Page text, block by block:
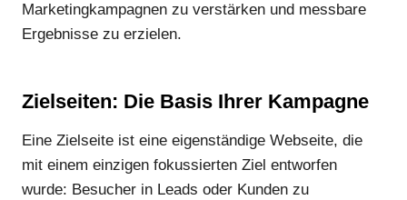
Marketingkampagnen zu verstärken und messbare
Ergebnisse zu erzielen.
Zielseiten: Die Basis Ihrer Kampagne
Eine Zielseite ist eine eigenständige Webseite, die
mit einem einzigen fokussierten Ziel entworfen
wurde: Besucher in Leads oder Kunden zu